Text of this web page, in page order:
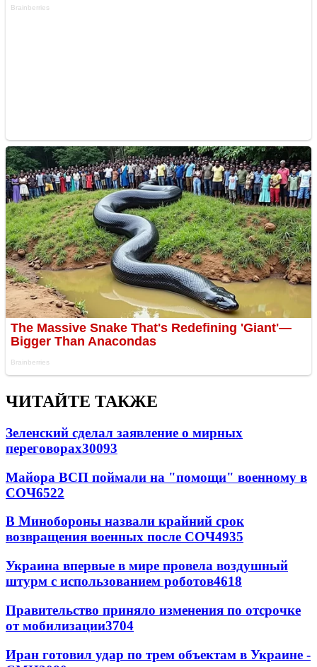
ЧИТАЙТЕ ТАКЖЕ
Зеленский сделал заявление о мирных
переговорах30093
Майора ВСП поймали на "помощи" военному в
СОЧ6522
В Минобороны назвали крайний срок
возвращения военных после СОЧ4935
Украина впервые в мире провела воздушный
штурм с использованием роботов4618
Правительство приняло изменения по отсрочке
от мобилизации3704
Иран готовил удар по трем объектам в Украине -